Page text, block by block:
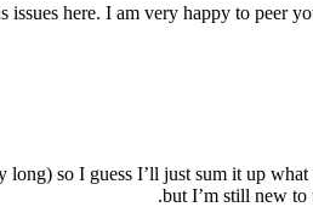
issues here. I am very happy to peer
so I guess I’ll just sum it up
but I’m still new